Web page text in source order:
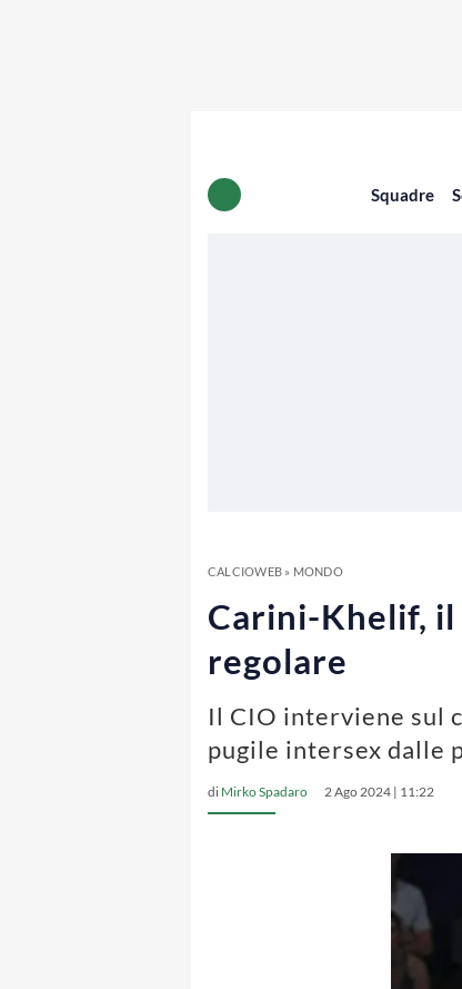
Squadre
CALCIOWEB» MONDO
Carini-Khelif, il
regolare
Il CIO interviene sul
pugile intersex dalle
di Mirko Spadaro 2 Ago 2024 | 11:22